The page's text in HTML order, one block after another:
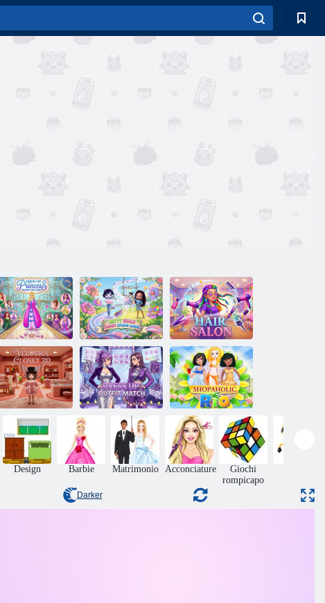
Vestire - Giochi
per ragazze
Look primaverili
alla moda per
ragazze Kitty
Parrucchiere
Armadio in
velluto 3D
Vestirsi:
abbinare gli abiti
Rio Shopaholic
Design Barbie Matrimonio Acconciature
Giochi
rompicapo
Darker